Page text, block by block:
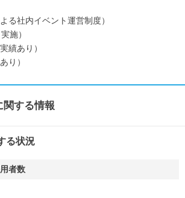
る社内イベント運営制度）
施）
績あり）
り）
関する情報
る状況
者数